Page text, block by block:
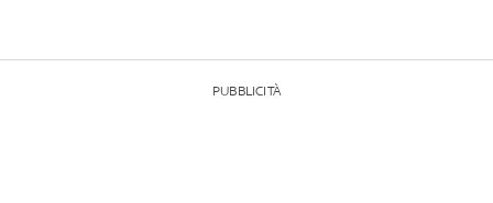
PUBBLICITÀ